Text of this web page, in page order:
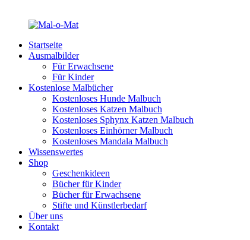
Startseite
Ausmalbilder
Für Erwachsene
Für Kinder
Kostenlose Malbücher
Kostenloses Hunde Malbuch
Kostenloses Katzen Malbuch
Kostenloses Sphynx Katzen Malbuch
Kostenloses Einhörner Malbuch
Kostenloses Mandala Malbuch
Wissenswertes
Shop
Geschenkideen
Bücher für Kinder
Bücher für Erwachsene
Stifte und Künstlerbedarf
Über uns
Kontakt